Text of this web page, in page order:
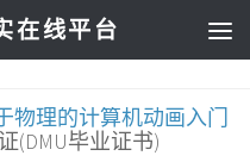
在线平台
物理的计算机动画入门
(DMU毕业证书)